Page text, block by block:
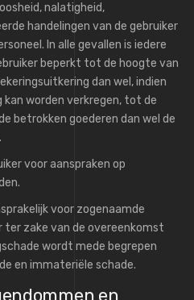
nalatigheid,
handelingen van de gebruiker
In alle gevallen is iedere
beperkt tot de hoogte van
dan wel, indien
worden verkregen, tot de
betrokken goederen dan wel de
voor aanspraken op
voor zogenaamde
ter zake van de overeenkomst
wordt mede begrepen
en immateriële schade.
en